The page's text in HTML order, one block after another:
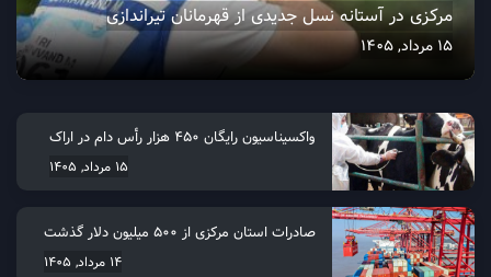
مرکزی در آستانه نسل جدیدی از قهرمانان تیراندازی
15 مرداد, 1405
واکسیناسیون رایگان ۴۵۰ هزار رأس دام در اراک
15 مرداد, 1405
صادرات استان مرکزی از 500 میلیون دلار گذشت
14 مرداد, 1405